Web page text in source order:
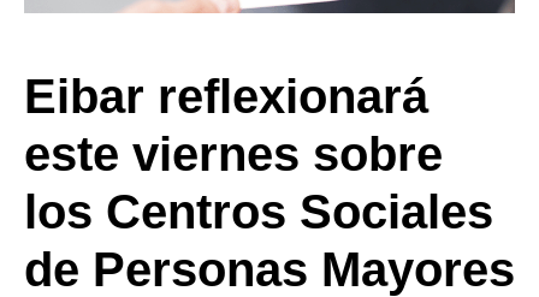
Eibar reflexionará
este viernes sobre
los Centros Sociales
de Personas Mayores